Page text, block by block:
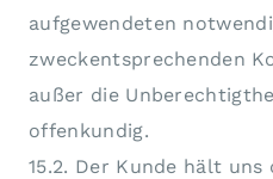
aufgewendeten
zweckentsprechenden
außer die
offenkundig.
15.2. Der Kunde hält uns